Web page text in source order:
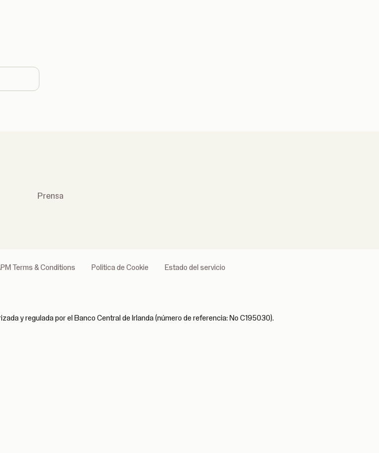
Prensa
Terms & Conditions Politica de Cookie Estado del servicio
y regulada por el Banco Central de Irlanda (número de referencia: No C195030).